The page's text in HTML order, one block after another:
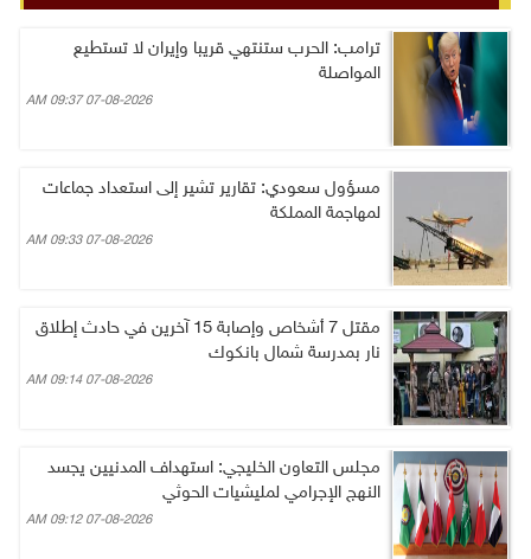
ترامب: الحرب ستنتهي قريبا وإيران لا تستطيع
المواصلة
07-08-2026 09:37 AM
مسؤول سعودي: تقارير تشير إلى استعداد جماعات
لمهاجمة المملكة
07-08-2026 09:33 AM
مقتل 7 أشخاص وإصابة 15 آخرين في حادث إطلاق
نار بمدرسة شمال بانكوك
07-08-2026 09:14 AM
مجلس التعاون الخليجي: استهداف المدنيين يجسد
النهج الإجرامي لمليشيات الحوثي
07-08-2026 09:12 AM